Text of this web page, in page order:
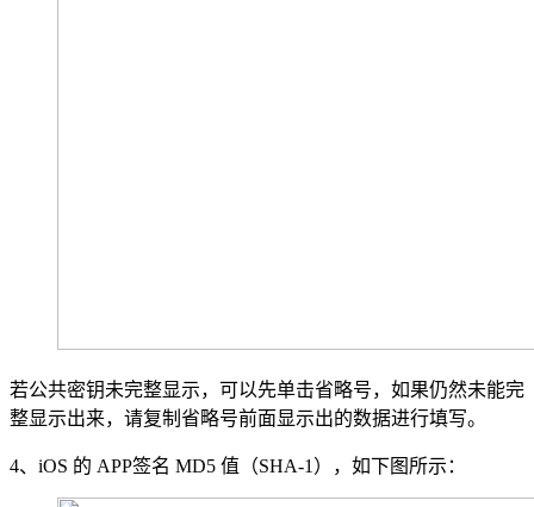
若公共密钥未完整显示，可以先单击省略号，如果仍然未能完
整显示出来，请复制省略号前面显示出的数据进行填写。
4、iOS 的 APP签名 MD5 值（SHA-1），如下图所示：